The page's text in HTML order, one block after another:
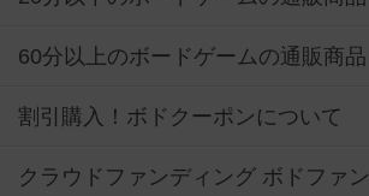
60分以上のボードゲームの通販商品
割引購入！ボドクーポンについて
クラウドファンディング ボドファン